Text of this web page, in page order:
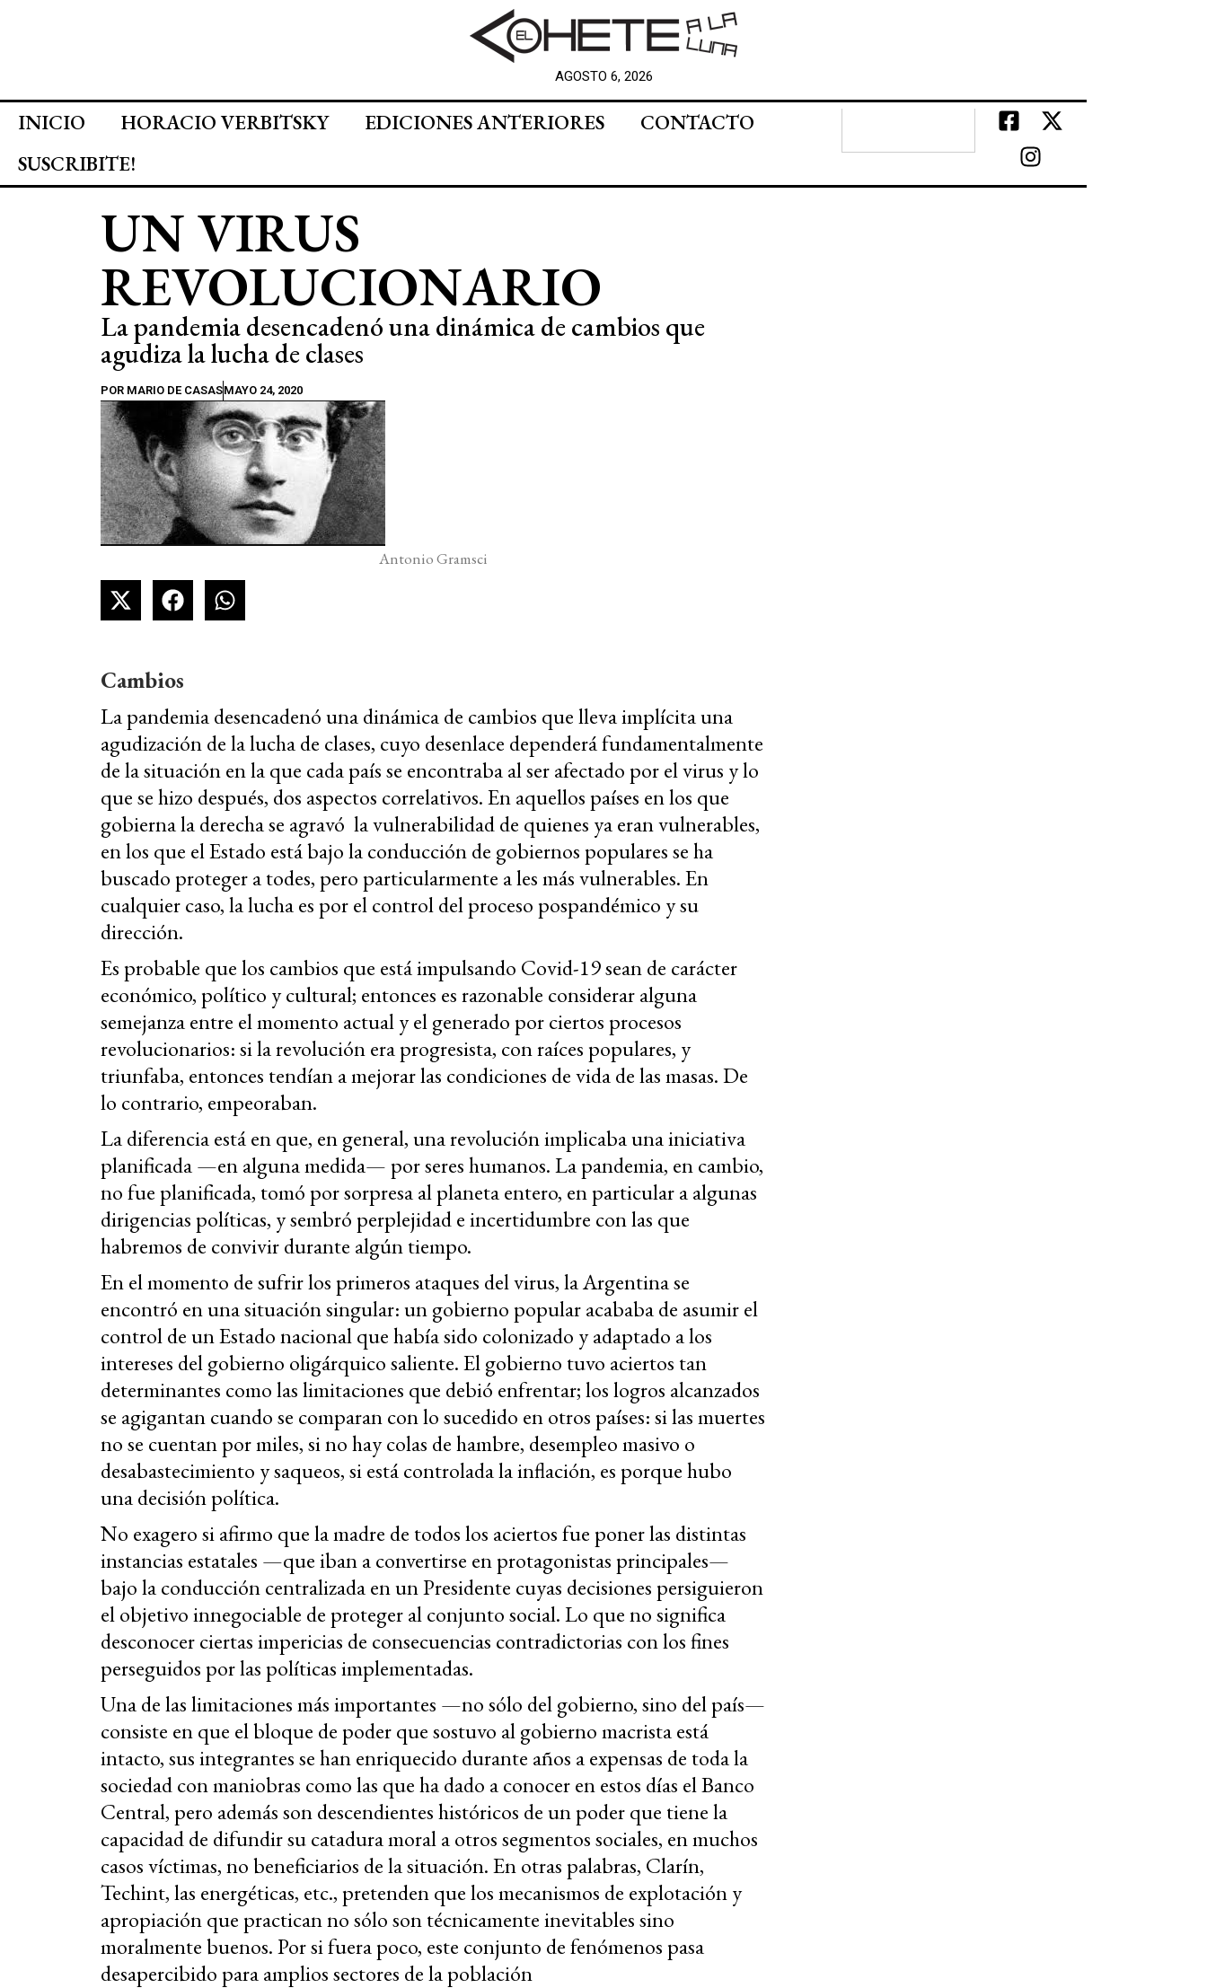
AGOSTO 6, 2026
INICIO HORACIO VERBITSKY EDICIONES ANTERIORES
CONTACTO
SUSCRIBITE!
UN VIRUS
REVOLUCIONARIO
La pandemia desencadenó una dinámica de cambios que
agudiza la lucha de clases
POR MARIO DE CASASMAYO 24, 2020
Antonio Gramsci
Cambios
La pandemia desencadenó una dinámica de cambios que lleva implícita una
agudización de la lucha de clases, cuyo desenlace dependerá fundamentalmente
de la situación en la que cada país se encontraba al ser afectado por el virus y lo
que se hizo después, dos aspectos correlativos. En aquellos países en los que
gobierna la derecha se agravó la vulnerabilidad de quienes ya eran vulnerables,
en los que el Estado está bajo la conducción de gobiernos populares se ha
buscado proteger a todes, pero particularmente a les más vulnerables. En
cualquier caso, la lucha es por el control del proceso pospandémico y su
dirección.
Es probable que los cambios que está impulsando Covid-19 sean de carácter
económico, político y cultural; entonces es razonable considerar alguna
semejanza entre el momento actual y el generado por ciertos procesos
revolucionarios: si la revolución era progresista, con raíces populares, y
triunfaba, entonces tendían a mejorar las condiciones de vida de las masas. De
lo contrario, empeoraban.
La diferencia está en que, en general, una revolución implicaba una iniciativa
planificada —en alguna medida— por seres humanos. La pandemia, en cambio,
no fue planificada, tomó por sorpresa al planeta entero, en particular a algunas
dirigencias políticas, y sembró perplejidad e incertidumbre con las que
habremos de convivir durante algún tiempo.
En el momento de sufrir los primeros ataques del virus, la Argentina se
encontró en una situación singular: un gobierno popular acababa de asumir el
control de un Estado nacional que había sido colonizado y adaptado a los
intereses del gobierno oligárquico saliente. El gobierno tuvo aciertos tan
determinantes como las limitaciones que debió enfrentar; los logros alcanzados
se agigantan cuando se comparan con lo sucedido en otros países: si las muertes
no se cuentan por miles, si no hay colas de hambre, desempleo masivo o
desabastecimiento y saqueos, si está controlada la inflación, es porque hubo
una decisión política.
No exagero si afirmo que la madre de todos los aciertos fue poner las distintas
instancias estatales —que iban a convertirse en protagonistas principales—
bajo la conducción centralizada en un Presidente cuyas decisiones persiguieron
el objetivo innegociable de proteger al conjunto social. Lo que no significa
desconocer ciertas impericias de consecuencias contradictorias con los fines
perseguidos por las políticas implementadas.
Una de las limitaciones más importantes —no sólo del gobierno, sino del país—
consiste en que el bloque de poder que sostuvo al gobierno macrista está
intacto, sus integrantes se han enriquecido durante años a expensas de toda la
sociedad con maniobras como las que ha dado a conocer en estos días el Banco
Central, pero además son descendientes históricos de un poder que tiene la
capacidad de difundir su catadura moral a otros segmentos sociales, en muchos
casos víctimas, no beneficiarios de la situación. En otras palabras, Clarín,
Techint, las energéticas, etc., pretenden que los mecanismos de explotación y
apropiación que practican no sólo son técnicamente inevitables sino
moralmente buenos. Por si fuera poco, este conjunto de fenómenos pasa
desapercibido para amplios sectores de la población